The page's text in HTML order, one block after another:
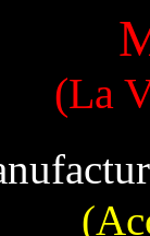
(La